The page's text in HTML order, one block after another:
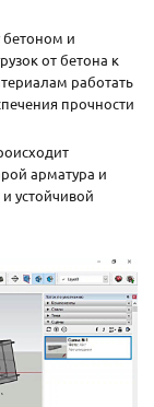
и
от бетона к
работать
прочности
арматура и
устойчивой